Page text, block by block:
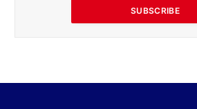
SUBSCRIBE